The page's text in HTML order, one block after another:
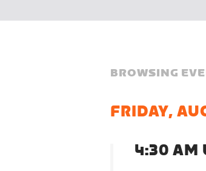
BROWSING
FRIDAY,
4:30 AM